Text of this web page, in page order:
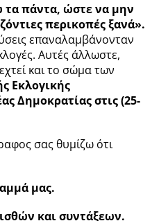
τα πάντα, ώστε να μην
περικοπές ξανά».
επαναλαμβάνονταν
Αυτές άλλωστε,
και το σώμα των
Εκλογικής
Δημοκρατίας στις (25-
σας θυμίζω ότι
μας.
και συντάξεων.